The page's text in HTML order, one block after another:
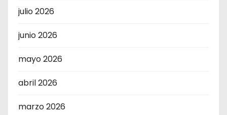
julio 2026
junio 2026
mayo 2026
abril 2026
marzo 2026